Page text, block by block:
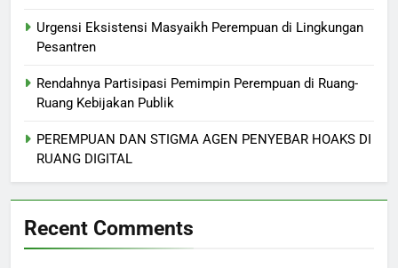
Urgensi Eksistensi Masyaikh Perempuan di Lingkungan
Pesantren
Rendahnya Partisipasi Pemimpin Perempuan di Ruang-
Ruang Kebijakan Publik
PEREMPUAN DAN STIGMA AGEN PENYEBAR HOAKS DI
RUANG DIGITAL
Recent Comments